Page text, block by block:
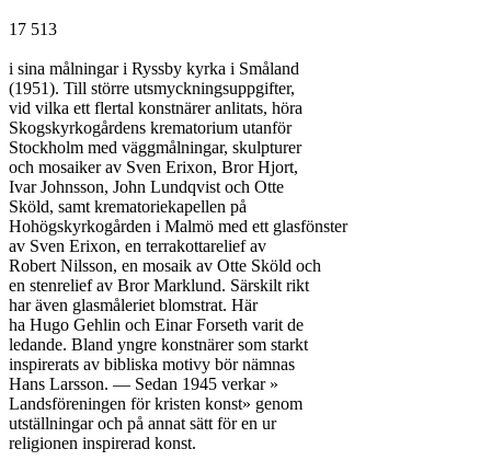
17 513
i sina målningar i Ryssby kyrka i Småland
(1951). Till större utsmyckningsuppgifter,
vid vilka ett flertal konstnärer anlitats, höra
Skogskyrkogårdens krematorium utanför
Stockholm med väggmålningar, skulpturer
och mosaiker av Sven Erixon, Bror Hjort,
Ivar Johnsson, John Lundqvist och Otte
Sköld, samt krematoriekapellen på
Hohögskyrkogården i Malmö med ett glasfönster
av Sven Erixon, en terrakottarelief av
Robert Nilsson, en mosaik av Otte Sköld och
en stenrelief av Bror Marklund. Särskilt rikt
har även glasmåleriet blomstrat. Här
ha Hugo Gehlin och Einar Forseth varit de
ledande. Bland yngre konstnärer som starkt
inspirerats av bibliska motivy bör nämnas
Hans Larsson. — Sedan 1945 verkar »
Landsföreningen för kristen konst» genom
utställningar och på annat sätt för en ur
religionen inspirerad konst.